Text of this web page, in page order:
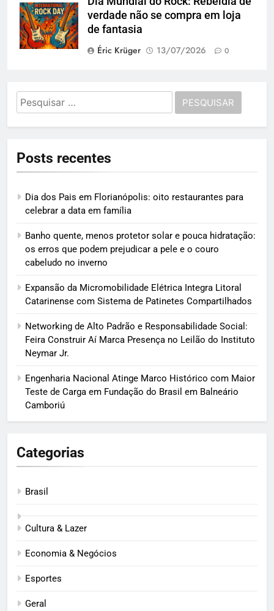
verdade não se compra em loja
de fantasia
Éric Krüger
13/07/2026 0
Pesquisar
por:
Posts recentes
Dia dos Pais em Florianópolis: oito restaurantes para
celebrar a data em família
Banho quente, menos protetor solar e pouca hidratação:
os erros que podem prejudicar a pele e o couro
cabeludo no inverno
Expansão da Micromobilidade Elétrica Integra Litoral
Catarinense com Sistema de Patinetes Compartilhados
Networking de Alto Padrão e Responsabilidade Social:
Feira Construir Aí Marca Presença no Leilão do Instituto
Neymar Jr.
Engenharia Nacional Atinge Marco Histórico com Maior
Teste de Carga em Fundação do Brasil em Balneário
Camboriú
Categorias
Brasil
Cultura & Lazer
Economia & Negócios
Esportes
Geral